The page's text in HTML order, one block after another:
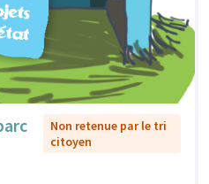
Non retenue par le tri
citoyen